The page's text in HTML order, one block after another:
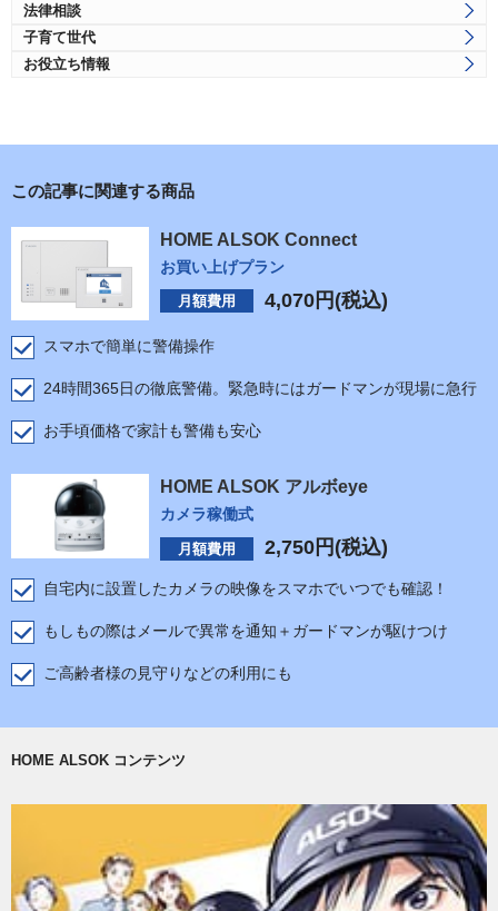
法律相談
子育て世代
お役立ち情報
この記事に関連する商品
HOME ALSOK Connect
お買い上げプラン
月額費用 4,070 円(税込)
スマホで簡単に警備操作
24時間365日の徹底警備。緊急時にはガードマンが現場に急行
お手頃価格で家計も警備も安心
HOME ALSOK アルボeye
カメラ稼働式
月額費用 2,750 円(税込)
自宅内に設置したカメラの映像をスマホでいつでも確認！
もしもの際はメールで異常を通知＋ガードマンが駆けつけ
ご高齢者様の見守りなどの利用にも
HOME ALSOK コンテンツ